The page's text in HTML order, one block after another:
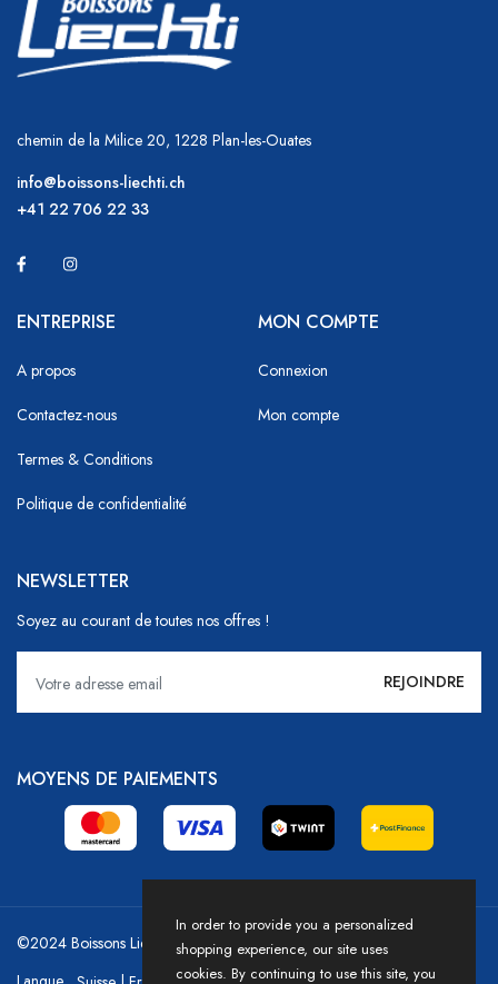
chemin de la Milice 20, 1228 Plan-les-Ouates
info@boissons-liechti.ch
+41 22 706 22 33
ENTREPRISE
A propos
Contactez-nous
Termes & Conditions
Politique de confidentialité
MON COMPTE
Connexion
Mon compte
NEWSLETTER
Soyez au courant de toutes nos offres !
MOYENS DE PAIEMENTS
©2024 Boissons Liechti - GoDrink Group / Powered by HICASS
In order to provide you a personalized
shopping experience, our site uses
cookies. By continuing to use this site, you